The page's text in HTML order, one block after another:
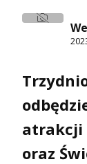
atrakcji
oraz